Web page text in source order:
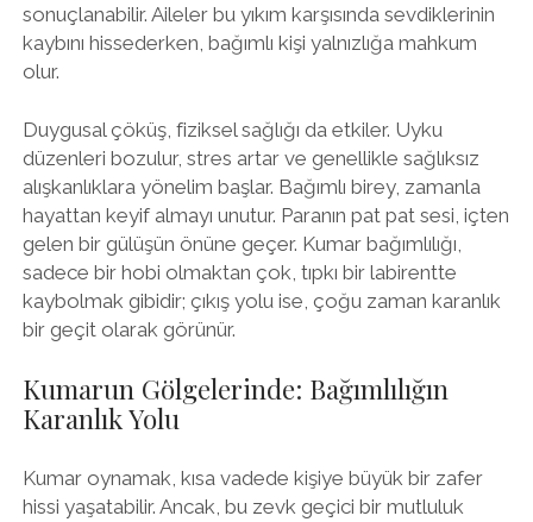
sonuçlanabilir. Aileler bu yıkım karşısında sevdiklerinin
kaybını hissederken, bağımlı kişi yalnızlığa mahkum
olur.
Duygusal çöküş, fiziksel sağlığı da etkiler. Uyku
düzenleri bozulur, stres artar ve genellikle sağlıksız
alışkanlıklara yönelim başlar. Bağımlı birey, zamanla
hayattan keyif almayı unutur. Paranın pat pat sesi, içten
gelen bir gülüşün önüne geçer. Kumar bağımlılığı,
sadece bir hobi olmaktan çok, tıpkı bir labirentte
kaybolmak gibidir; çıkış yolu ise, çoğu zaman karanlık
bir geçit olarak görünür.
Kumarun Gölgelerinde: Bağımlılığın
Karanlık Yolu
Kumar oynamak, kısa vadede kişiye büyük bir zafer
hissi yaşatabilir. Ancak, bu zevk geçici bir mutluluk